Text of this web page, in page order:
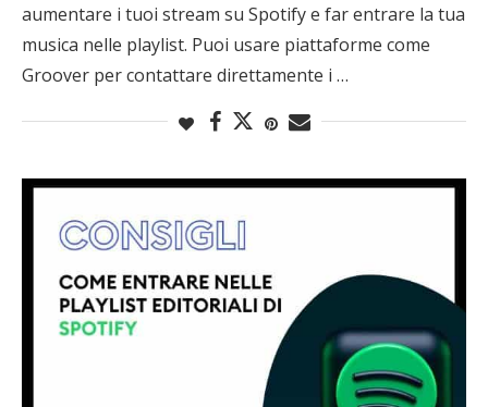
aumentare i tuoi stream su Spotify e far entrare la tua
musica nelle playlist. Puoi usare piattaforme come
Groover per contattare direttamente i …